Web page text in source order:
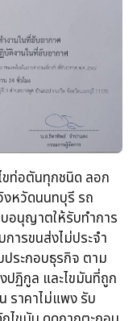
ท่อตันทุกชนิด​ ลอก
งหวัดนนทบุรี รถ
อนุญาตให้รับทำการ
ารขนส่งไม่ประจำ
ประกอบธุรกิจ​ ตาม
ฏิกูล​ และไขมันที่ถูก
ราคาไม่แพง รับ